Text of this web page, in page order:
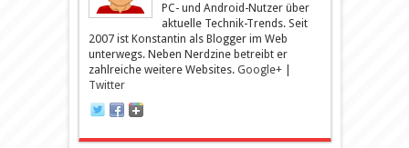
PC- und Android-Nutzer über
aktuelle Technik-Trends. Seit
2007 ist Konstantin als Blogger im Web
unterwegs. Neben Nerdzine betreibt er
zahlreiche weitere Websites. Google+|
Twitter